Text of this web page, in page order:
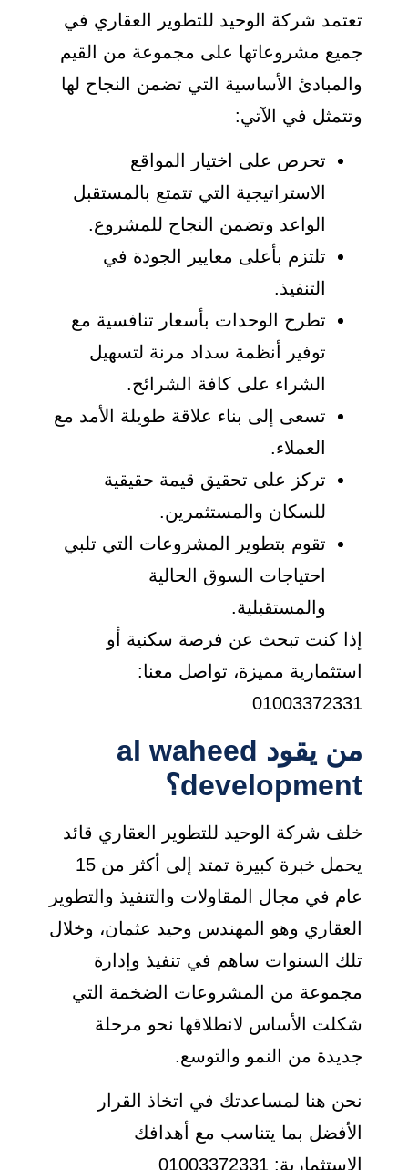
تعتمد شركة الوحيد للتطوير العقاري في
جميع مشروعاتها على مجموعة من القيم
والمبادئ الأساسية التي تضمن النجاح لها
وتتمثل في الآتي:
تحرص على اختيار المواقع
الاستراتيجية التي تتمتع بالمستقبل
الواعد وتضمن النجاح للمشروع.
تلتزم بأعلى معايير الجودة في
التنفيذ.
تطرح الوحدات بأسعار تنافسية مع
توفير أنظمة سداد مرنة لتسهيل
الشراء على كافة الشرائح.
تسعى إلى بناء علاقة طويلة الأمد مع
العملاء.
تركز على تحقيق قيمة حقيقية
للسكان والمستثمرين.
تقوم بتطوير المشروعات التي تلبي
احتياجات السوق الحالية
والمستقبلية.
إذا كنت تبحث عن فرصة سكنية أو
استثمارية مميزة، تواصل معنا:
01003372331
من يقود al waheed
development؟
خلف شركة الوحيد للتطوير العقاري قائد
يحمل خبرة كبيرة تمتد إلى أكثر من 15
عام في مجال المقاولات والتنفيذ والتطوير
العقاري وهو المهندس وحيد عثمان، وخلال
تلك السنوات ساهم في تنفيذ وإدارة
مجموعة من المشروعات الضخمة التي
شكلت الأساس لانطلاقها نحو مرحلة
جديدة من النمو والتوسع.
نحن هنا لمساعدتك في اتخاذ القرار
الأفضل بما يتناسب مع أهدافك
الاستثمارية: 01003372331